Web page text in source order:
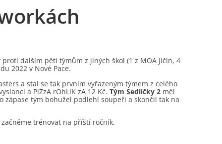
dalším pěti týmům z jiných škol (1 z MOA Jičín, 4
2022 v Nové Pace.
a stal se tak prvním vyřazeným týmem z celého
a PiZzA rOhLíK zA 12 Kč. Tým Sedličky 2měl
zápase tým bohužel podlehl soupeři a skončil tak na
trénovat na příští ročník.